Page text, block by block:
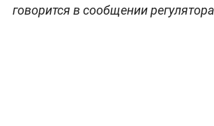
говорится в сообщении